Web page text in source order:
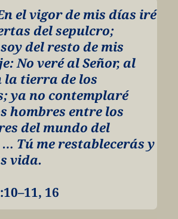
el vigor de mis días iré
del sepulcro;
del resto de mis
No veré al Señor, al
la tierra de los
ya no contemplaré
hombres entre los
del mundo del
Tú me restablecerás y
vida.
16